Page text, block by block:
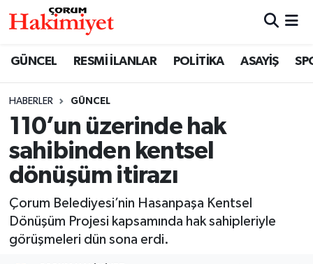
GÜNCEL RESMİ İLANLAR POLİTİKA ASAYİŞ
HABERLER GÜNCEL
110’un üzerinde hak
sahibinden kentsel
dönüşüm itirazı
Çorum Belediyesi’nin Hasanpaşa Kentsel
Dönüşüm Projesi kapsamında hak sahipleriyle
görüşmeleri dün sona erdi.
SAĞLIK
ASAYİŞ
EKONOMİ
GÜNCEL
Nöbetçi Eczaneler
Çorum Namaz Vakitleri
Trafik Durumu
Süper Lig Puan Durumu ve Fikstür
Tüm Manşetler